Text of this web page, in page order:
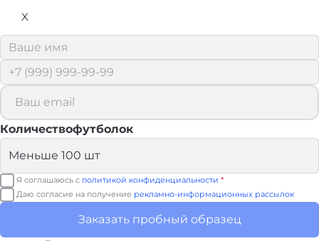
X
Количествофутболок
Я соглашаюсь с политикой конфиденциальности *
Даю согласие на получение рекламно-информационных рассылок
Заказать пробный образец